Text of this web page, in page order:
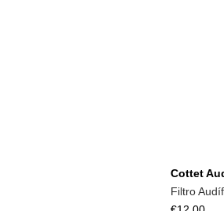
Cottet
Filtro